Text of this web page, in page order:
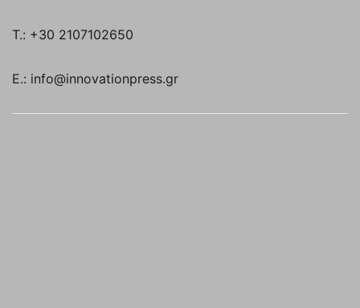
T.: +30 2107102650
E.: info@innovationpress.gr